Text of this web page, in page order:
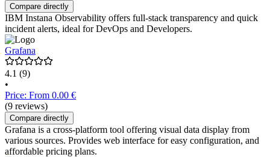
Compare directly
IBM Instana Observability offers full-stack transparency and quick
incident alerts, ideal for DevOps and Developers.
Grafana
4.1 (9)
•
Price: From 0.00 €
(9 reviews)
Compare directly
Grafana is a cross-platform tool offering visual data display from
various sources. Provides web interface for easy configuration, and
affordable pricing plans.